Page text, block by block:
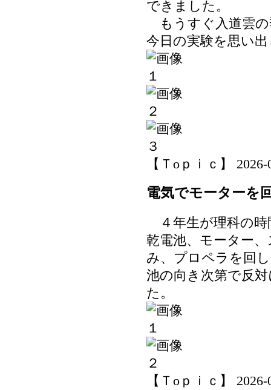
できました。
もうすぐ入道雲の
今日の実験を思い
【Ｔoｐｉｃ】
電気でモーターを
４年生が理科の時
乾電池、モーター
み、プロペラを回
池の向き次第で反
た。
【Ｔoｐｉｃ】